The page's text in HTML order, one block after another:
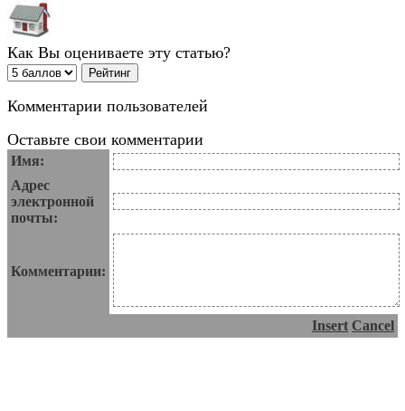
Как Вы оцениваете эту статью?
Комментарии пользователей
Оставьте свои комментарии
Имя:
Адрес
электронной
почты:
Комментарии:
Insert Cancel